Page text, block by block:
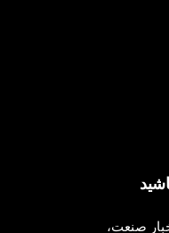
صنعت،